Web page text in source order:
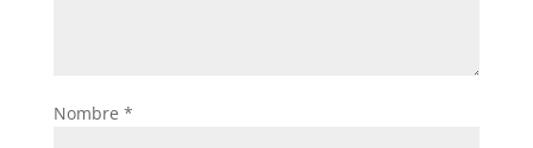
Nombre *